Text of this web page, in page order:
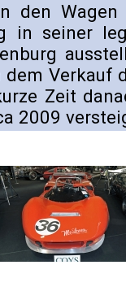
den
in seiner
Verkauf
Zeit
2009